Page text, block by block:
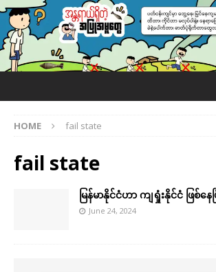
HOME fail state
fail state
မြန်မာနိုင်ငံဟာ ကျရှုံးနိုင်ငံ ဖြစ်နေ
June 24, 2024